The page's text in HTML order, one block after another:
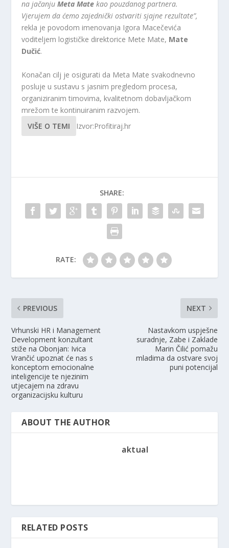
na jačanjuMeta Mate kao pouzdanog partnera.
Vjerujem da ćemo zajednički ostvariti sjajne rezultate”,
rekla je povodom imenovanja Igora Macečevića
voditeljem logističke direktorice Mete Mate, Mate
Dučić.
Konačan cilj je osigurati da Meta Mate svakodnevno
posluje u sustavu s jasnim pregledom procesa,
organiziranim timovima, kvalitetnom dobavljačkom
mrežom te kontinuiranim razvojem.
VIŠE O TEMI
Izvor:Profitiraj.hr
SHARE:
RATE:
PREVIOUS
Vrhunski HR i Management
Development konzultant
stiže na Obonjan: Ivica
Vrančić upoznat će nas s
konceptom emocionalne
inteligencije te njezinim
utjecajem na zdravu
organizacijsku kulturu
NEXT
Nastavkom uspješne
suradnje, Zabe i Zaklade
Marin Čilić pomažu
mladima da ostvare svoj
puni potencijal
ABOUT THE AUTHOR
aktual
RELATED POSTS